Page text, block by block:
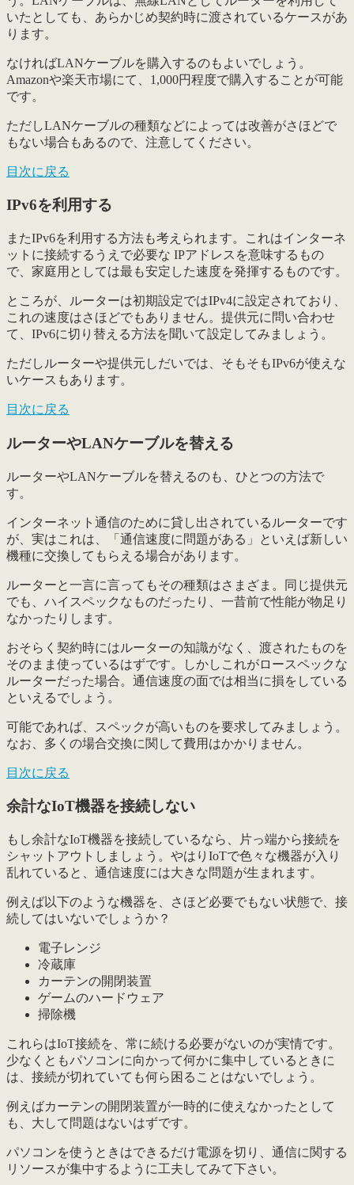
いたとしても、あらかじめ契約時に渡されているケースがあ
ります。
なければLANケーブルを購入するのもよいでしょう。
Amazonや楽天市場にて、1,000円程度で購入することが可能
です。
ただしLANケーブルの種類などによっては改善がさほどで
もない場合もあるので、注意してください。
目次に戻る
IPv6を利用する
またIPv6を利用する方法も考えられます。これはインターネ
ットに接続するうえで必要な IPアドレスを意味するもの
で、家庭用としては最も安定した速度を発揮するものです。
ところが、ルーターは初期設定ではIPv4に設定されており、
これの速度はさほどでもありません。提供元に問い合わせ
て、IPv6に切り替える方法を聞いて設定してみましょう。
ただしルーターや提供元しだいでは、そもそもIPv6が使えな
いケースもあります。
目次に戻る
ルーターやLANケーブルを替える
ルーターやLANケーブルを替えるのも、ひとつの方法で
す。
インターネット通信のために貸し出されているルーターです
が、実はこれは、「通信速度に問題がある」といえば新しい
機種に交換してもらえる場合があります。
ルーターと一言に言ってもその種類はさまざま。同じ提供元
でも、ハイスペックなものだったり、一昔前で性能が物足り
なかったりします。
おそらく契約時にはルーターの知識がなく、渡されたものを
そのまま使っているはずです。しかしこれがロースペックな
ルーターだった場合。通信速度の面では相当に損をしている
といえるでしょう。
可能であれば、スペックが高いものを要求してみましょう。
なお、多くの場合交換に関して費用はかかりません。
目次に戻る
余計なIoT機器を接続しない
もし余計なIoT機器を接続しているなら、
片っ端から接続を
シャットアウト しましょう。やはりIoTで色々な機器が入り
乱れていると、通信速度には大きな問題が生まれます。
例えば以下のような機器を、さほど必要でもない状態で、接
続してはいないでしょうか？
電子レンジ
冷蔵庫
カーテンの開閉装置
ゲームのハードウェア
掃除機
これらはIoT接続を、常に続ける必要がないのが実情です。
少なくともパソコンに向かって何かに集中しているときに
は、接続が切れていても何ら困ることはないでしょう。
例えばカーテンの開閉装置が一時的に使えなかったとして
も、大して問題はないはずです。
パソコンを使うときはできるだけ電源を切り、通信に関する
リソースが集中するように工夫してみて下さい。